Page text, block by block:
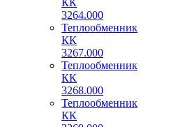
3264.000
Теплообменник
КК
3267.000
Теплообменник
КК
3268.000
Теплообменник
КК